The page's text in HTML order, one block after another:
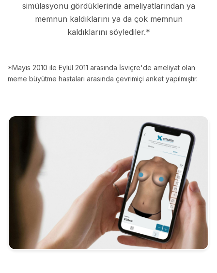
simülasyonu gördüklerinde ameliyatlarından ya
memnun kaldıklarını ya da çok memnun
kaldıklarını söylediler.*
*Mayıs 2010 ile Eylül 2011 arasında İsviçre'de ameliyat olan
meme büyütme hastaları arasında çevrimiçi anket yapılmıştır.